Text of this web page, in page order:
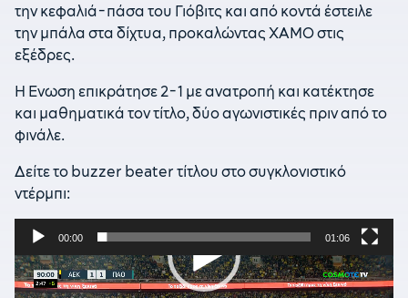
την κεφαλιά-πάσα του Γιόβιτς και από κοντά έστειλε
την μπάλα στα δίχτυα, προκαλώντας ΧΑΜΟ στις
εξέδρες.
Η Ενωση επικράτησε 2-1 με ανατροπή και κατέκτησε
και μαθηματικά τον τίτλο, δύο αγωνιστικές πριν από το
φινάλε.
Δείτε το buzzer beater τίτλου στο συγκλονιστικό
ντέρμπι:
Πρόγραμμα
Αναπαραγωγής
00:00 01:06